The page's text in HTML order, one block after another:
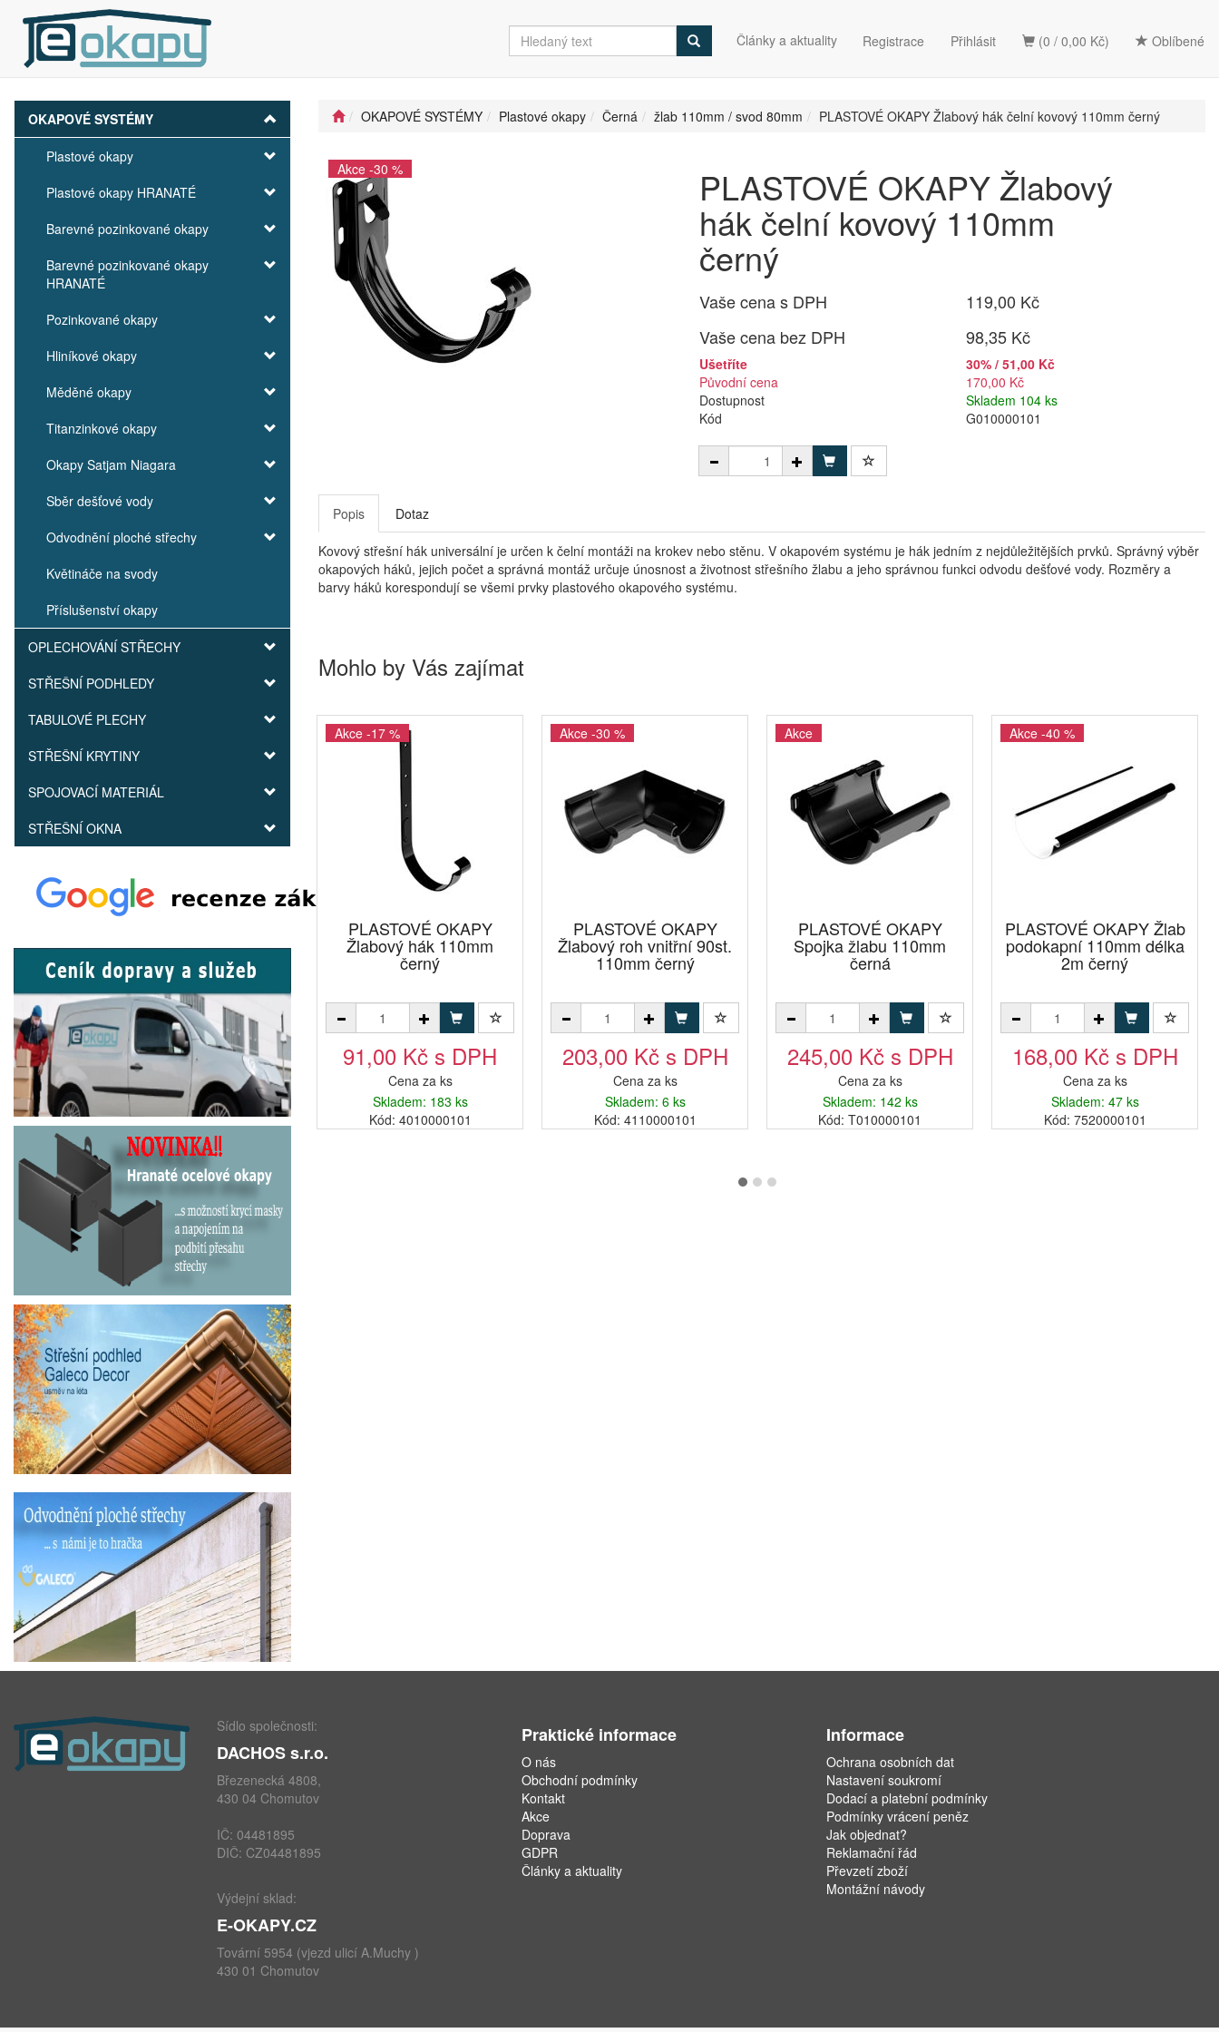
(0 / 0,00 Kč) Oblíbené
Články a aktuality Registrace Přihlásit
OKAPOVÉ SYSTÉMY
Plastové okapy
Plastové okapy HRANATÉ
Barevné pozinkované okapy
Barevné pozinkované okapy
HRANATÉ
Pozinkované okapy
Hliníkové okapy
Měděné okapy
Titanzinkové okapy
Okapy Satjam Niagara
Sběr dešťové vody
Odvodnění ploché střechy
Květináče na svody
Příslušenství okapy
OPLECHOVÁNÍ STŘECHY
STŘEŠNÍ PODHLEDY
TABULOVÉ PLECHY
STŘEŠNÍ KRYTINY
SPOJOVACÍ MATERIÁL
STŘEŠNÍ OKNA
OKAPOVÉ SYSTÉMY Plastové okapy Černá žlab 110mm / svod 80mm PLASTOVÉ OKAPY Žlabový hák čelní kovový 110mm černý
Akce -30 % PLASTOVÉ OKAPY Žlabový
hák čelní kovový 110mm
černý
Vaše cena s DPH
119,00 Kč
Vaše cena bez DPH
98,35 Kč
Ušetříte
30% / 51,00 Kč
Původní cena
170,00 Kč
Dostupnost
Skladem 104 ks
Kód
G010000101
Popis Dotaz
Kovový střešní hák universální je určen k čelní montáži na krokev nebo stěnu. V okapovém systému je hák jedním z nejdůležitějších prvků. Správný výběr
okapových háků, jejich počet a správná montáž určuje únosnost a životnost střešního žlabu a jeho správnou funkci odvodu dešťové vody. Rozměry a
barvy háků korespondují se všemi prvky plastového okapového systému.
Mohlo by Vás zajímat
Akce -17 %
PLASTOVÉ OKAPY
Žlabový hák 110mm
černý
91,00 Kč s DPH
Cena za ks
Skladem: 183 ks
Kód: 4010000101
Akce -30 %
PLASTOVÉ OKAPY
Žlabový roh vnitřní 90st.
110mm černý
203,00 Kč s DPH
Cena za ks
Skladem: 6 ks
Kód: 4110000101
Akce
PLASTOVÉ OKAPY
Spojka žlabu 110mm
černá
245,00 Kč s DPH
Cena za ks
Skladem: 142 ks
Kód: T010000101
Akce -40 %
PLASTOVÉ OKAPY Žlab
podokapní 110mm délka
2m černý
168,00 Kč s DPH
Cena za ks
Skladem: 47 ks
Kód: 7520000101
Sídlo společnosti:
DACHOS s.r.o.
Březenecká 4808,
430 04 Chomutov
IČ: 04481895
DIČ: CZ04481895
Výdejní sklad:
E-OKAPY.CZ
Tovární 5954 (vjezd ulicí A.Muchy )
430 01 Chomutov
Praktické informace
O nás
Obchodní podmínky
Kontakt
Akce
Doprava
GDPR
Články a aktuality
Informace
Ochrana osobních dat
Nastavení soukromí
Dodací a platební podmínky
Podmínky vrácení peněz
Jak objednat?
Reklamační řád
Převzetí zboží
Montážní návody